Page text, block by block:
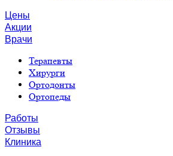
Цены
Акции
Врачи
Терапевты
Хирурги
Ортодонты
Ортопеды
Работы
Отзывы
Клиника